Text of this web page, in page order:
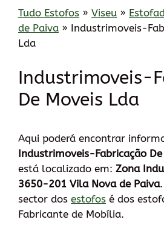
Tudo Estofos » Viseu »
de Paiva » Industrimoveis-
Lda
Industrimoveis-
De Moveis Lda
Aqui poderá encontrar
Industrimoveis-Fabricação
está localizado em: Zona
3650-201 Vila Nova de Paiva
sector dos estofos é dos
Fabricante de Mobília.